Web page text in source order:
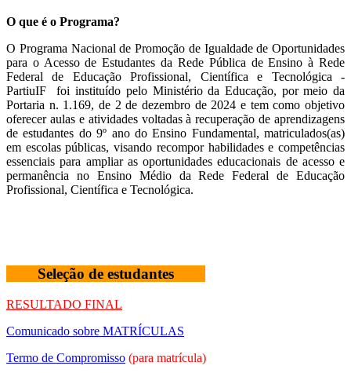
O que é o Programa?
O Programa Nacional de Promoção de Igualdade de Oportunidades
para o Acesso de Estudantes da Rede Pública de Ensino à Rede
Federal de Educação Profissional, Científica e Tecnológica -
PartiuIF foi instituído pelo Ministério da Educação, por meio da
Portaria n. 1.169, de 2 de dezembro de 2024 e tem como objetivo
oferecer aulas e atividades voltadas à recuperação de aprendizagens
de estudantes do 9º ano do Ensino Fundamental, matriculados(as)
em escolas públicas, visando recompor habilidades e competências
essenciais para ampliar as oportunidades educacionais de acesso e
permanência no Ensino Médio da Rede Federal de Educação
Profissional, Científica e Tecnológica.
Seleção de estudantes
RESULTADO FINAL
Comunicado sobre MATRÍCULAS
Termo de Compromisso (para matrícula)